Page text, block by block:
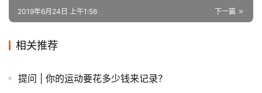
下一篇
2019年6月24日 上午1:56
相关推荐
提问 | 你的运动要花多少钱来记录？